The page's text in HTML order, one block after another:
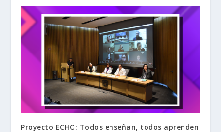
Proyecto ECHO: Todos enseñan, todos aprenden